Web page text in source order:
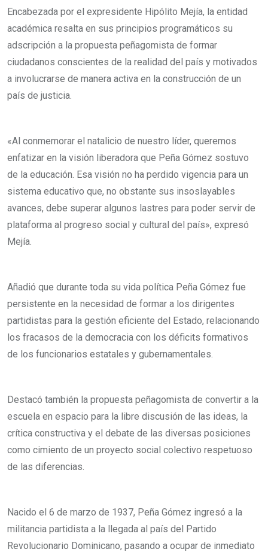
Encabezada por el expresidente Hipólito Mejía, la entidad
académica resalta en sus principios programáticos su
adscripción a la propuesta peñagomista de formar
ciudadanos conscientes de la realidad del país y motivados
a involucrarse de manera activa en la construcción de un
país de justicia.
«Al conmemorar el natalicio de nuestro líder, queremos
enfatizar en la visión liberadora que Peña Gómez sostuvo
de la educación. Esa visión no ha perdido vigencia para un
sistema educativo que, no obstante sus insoslayables
avances, debe superar algunos lastres para poder servir de
plataforma al progreso social y cultural del país», expresó
Mejía.
Añadió que durante toda su vida política Peña Gómez fue
persistente en la necesidad de formar a los dirigentes
partidistas para la gestión eficiente del Estado, relacionando
los fracasos de la democracia con los déficits formativos
de los funcionarios estatales y gubernamentales.
Destacó también la propuesta peñagomista de convertir a la
escuela en espacio para la libre discusión de las ideas, la
crítica constructiva y el debate de las diversas posiciones
como cimiento de un proyecto social colectivo respetuoso
de las diferencias.
Nacido el 6 de marzo de 1937, Peña Gómez ingresó a la
militancia partidista a la llegada al país del Partido
Revolucionario Dominicano, pasando a ocupar de inmediato